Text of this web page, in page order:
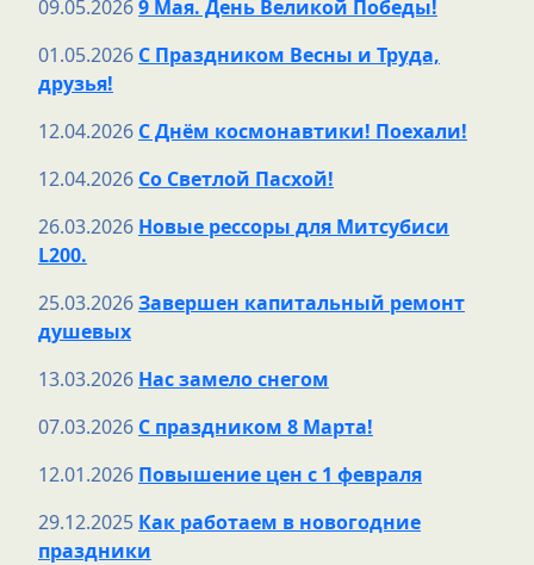
09.05.20269 Мая. День Великой Победы!
01.05.2026 С Праздником Весны и Труда,
друзья!
12.04.2026 С Днём космонавтики! Поехали!
12.04.2026 Со Светлой Пасхой!
26.03.2026 Новые рессоры для Митсубиси
L200.
25.03.2026Завершен капитальный ремонт
душевых
13.03.2026 Нас замело снегом
07.03.2026 С праздником 8 Марта!
12.01.2026 Повышение цен с 1 февраля
29.12.2025 Как работаем в новогодние
праздники